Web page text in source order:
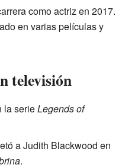
como actriz en 2017.
en varias películas y
televisión
la serieLegends of
a Judith Blackwood en
.